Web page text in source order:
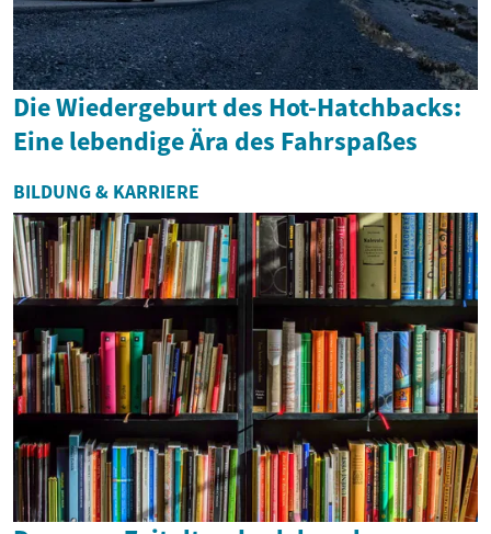
Die Wiedergeburt des Hot-Hatchbacks:
Eine lebendige Ära des Fahrspaßes
BILDUNG & KARRIERE